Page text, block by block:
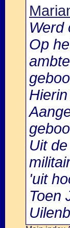
Werd
Op
Uit
'uit
Toen